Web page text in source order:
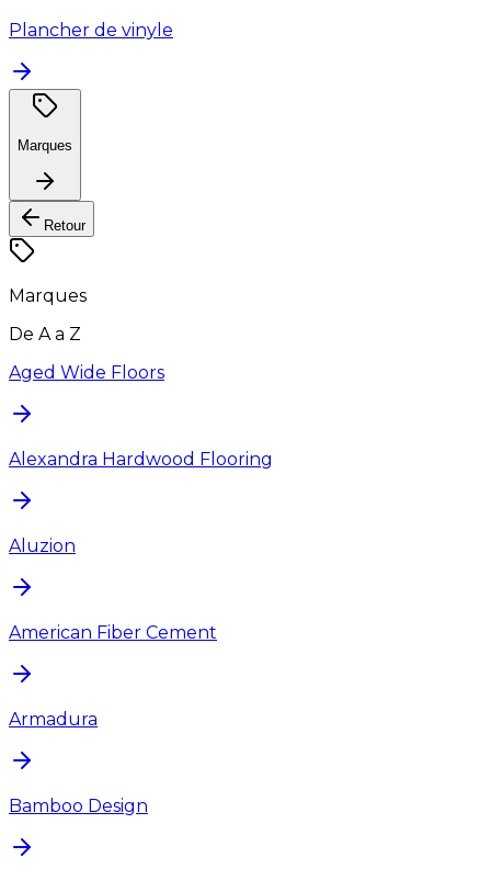
Plancher de vinyle
Marques
Retour
Marques
De A a Z
Aged Wide Floors
Alexandra Hardwood Flooring
Aluzion
American Fiber Cement
Armadura
Bamboo Design